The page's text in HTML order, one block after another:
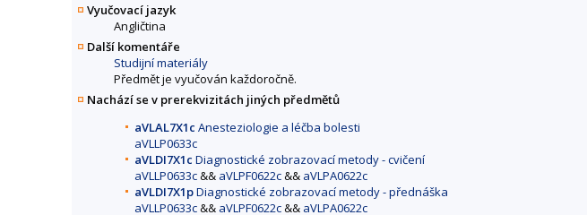
Vyučovací jazyk
Angličtina
Další komentáře
Studijní materiály
Předmět je vyučován každoročně.
Nachází se v prerekvizitách jiných předmětů
aVLAL7X1c Anesteziologie a léčba bolesti
aVLLP0633c
aVLDI7X1c Diagnostické zobrazovací metody - cvičení
aVLLP0633c&& aVLPF0622c&& aVLPA0622c
aVLDI7X1pDiagnostické zobrazovací metody - přednáška
aVLLP0633c&& aVLPF0622c&& aVLPA0622c